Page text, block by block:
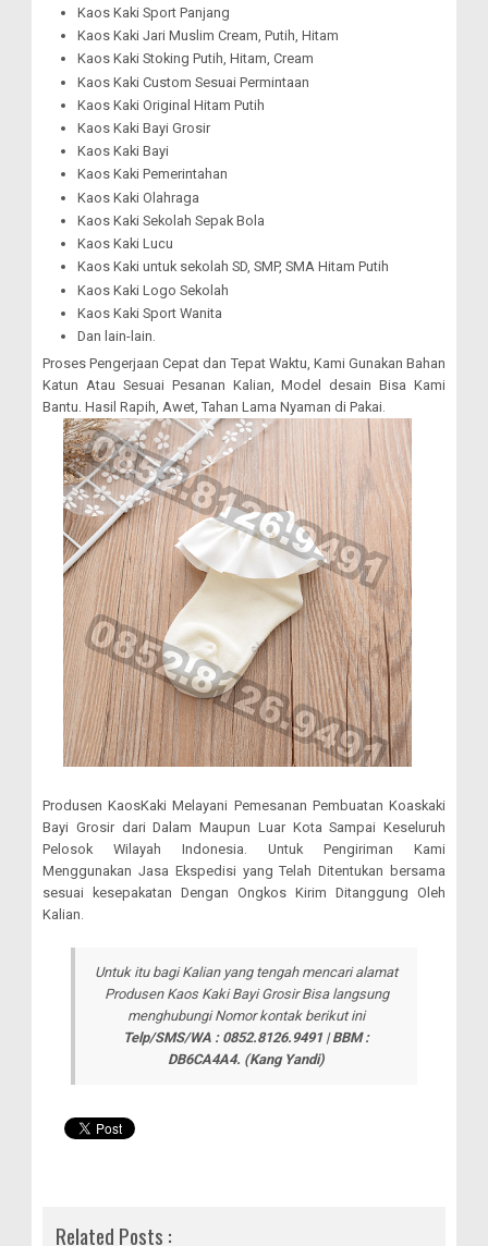
Kaos Kaki Sport Panjang
Kaos Kaki Jari Muslim Cream, Putih, Hitam
Kaos Kaki Stoking Putih, Hitam, Cream
Kaos Kaki Custom Sesuai Permintaan
Kaos Kaki Original Hitam Putih
Kaos Kaki Bayi Grosir
Kaos Kaki Bayi
Kaos Kaki Pemerintahan
Kaos Kaki Olahraga
Kaos Kaki Sekolah Sepak Bola
Kaos Kaki Lucu
Kaos Kaki untuk sekolah SD, SMP, SMA Hitam Putih
Kaos Kaki Logo Sekolah
Kaos Kaki Sport Wanita
Dan lain-lain.
Proses Pengerjaan Cepat dan Tepat Waktu, Kami Gunakan Bahan
Katun Atau Sesuai Pesanan Kalian, Model desain Bisa Kami
Bantu. Hasil Rapih, Awet, Tahan Lama Nyaman di Pakai.
Produsen KaosKaki Melayani Pemesanan Pembuatan Koaskaki
Bayi Grosir dari Dalam Maupun Luar Kota Sampai Keseluruh
Pelosok Wilayah Indonesia. Untuk Pengiriman Kami
Menggunakan Jasa Ekspedisi yang Telah Ditentukan bersama
sesuai kesepakatan Dengan Ongkos Kirim Ditanggung Oleh
Kalian.
Untuk itu bagi Kalian yang tengah mencari alamat
Produsen Kaos Kaki Bayi Grosir Bisa langsung
menghubungi Nomor kontak berikut ini
Telp/SMS/WA : 0852.8126.9491 | BBM :
DB6CA4A4. (Kang Yandi)
Related Posts :